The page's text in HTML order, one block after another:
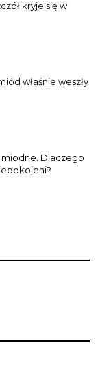
kryje się w
właśnie weszły
miodne. Dlaczego